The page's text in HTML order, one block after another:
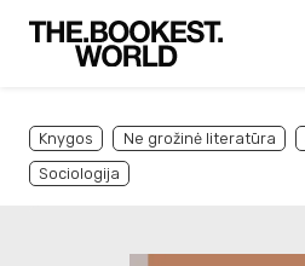
Knygos Ne grožinė literatūra
Sociologija